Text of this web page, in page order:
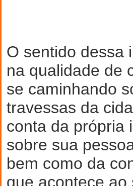
O sentido dessa
na qualidade de
se caminhando
travessas da
conta da própria
sobre sua
bem como da
que acontece ao